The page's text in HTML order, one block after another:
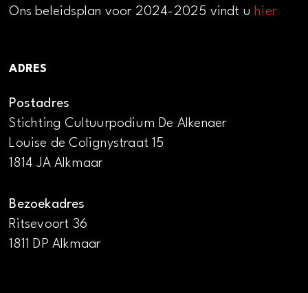
Ons beleidsplan voor 2024-2025 vindt uhier
ADRES
Postadres
Stichting Cultuurpodium De Alkenaer
Louise de Colignystraat 15
1814 JA Alkmaar
Bezoekadres
Ritsevoort 36
1811 DP Alkmaar